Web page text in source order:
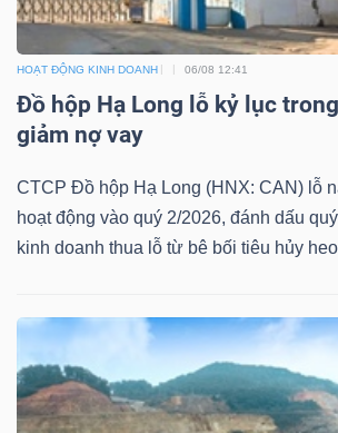
HOẠT ĐỘNG KINH DOANH 06/08 12:41
Đồ hộp Hạ Long lỗ kỷ lục
giảm nợ vay
CTCP Đồ hộp Hạ Long (HNX: CAN) lỗ
hoạt động vào quý 2/2026, đánh dấu
kinh doanh thua lỗ từ bê bối tiêu hủy
tác
(-)
Báo
tích
Thuật
ngữ
(-)